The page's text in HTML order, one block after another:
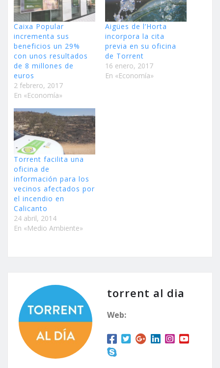
Caixa Popular
incrementa sus
beneficios un 29%
con unos resultados
de 8 millones de
euros
2 febrero, 2017
En «Economía»
Aigües de l’Horta
incorpora la cita
previa en su oficina
de Torrent
16 enero, 2017
En «Economía»
Torrent facilita una
oficina de
información para los
vecinos afectados por
el incendio en
Calicanto
24 abril, 2014
En «Medio Ambiente»
torrent al dia
Web: